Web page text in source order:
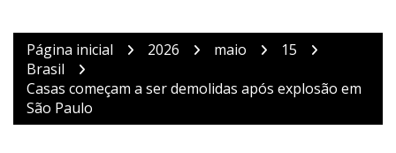
Página inicial 2026 maio
15
Brasil
Casas começam a ser demolidas após explosão em
São Paulo